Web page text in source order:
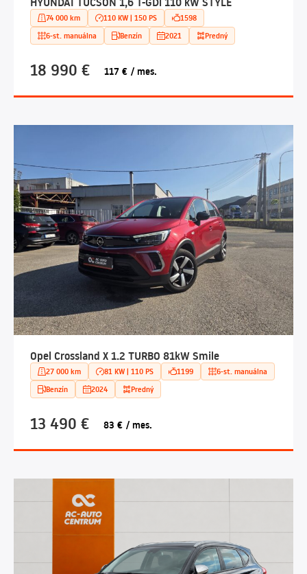
74 000 km 110 KW | 150 PS
1598
6-st. manuálna
Benzín 2021 Predný
18 990 € 117 € / mes.
Opel Crossland X 1.2 TURBO 81kW Smile
27 000 km 81 KW | 110 PS 1199
6-st. manuálna
Benzín
2024 Predný
13 490 € 83 € / mes.